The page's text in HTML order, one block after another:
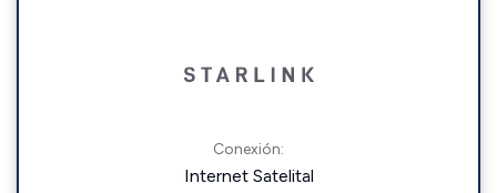
Conexión:
Internet Satelital